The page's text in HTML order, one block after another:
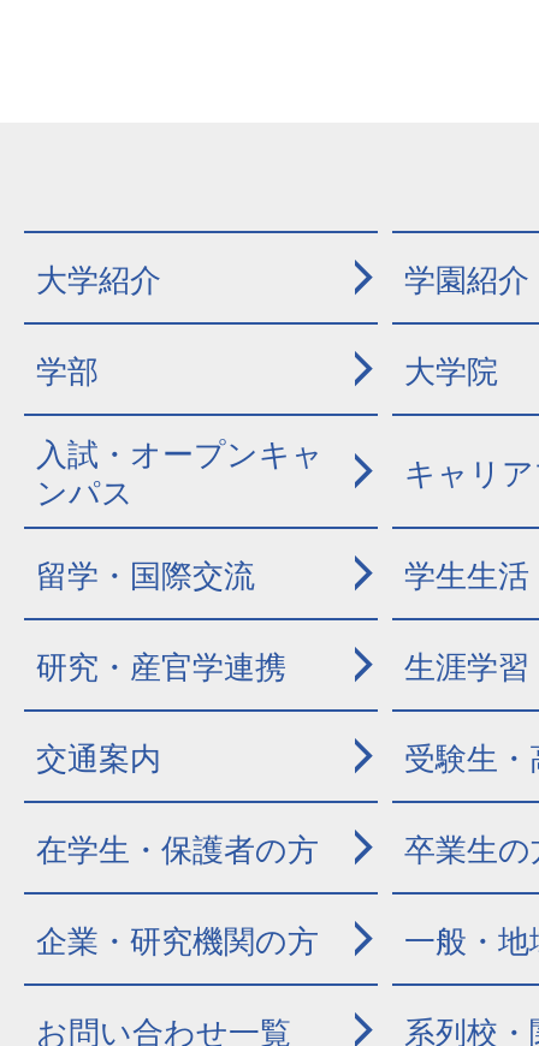
大学紹介 学園紹介
学部 大学院
入試・オープンキャ
ンパス
キャリ
留学・国際交流 学生生活
研究・産官学連携 生涯学習
交通案内 受験生
在学生・保護者の方 卒業生の
企業・研究機関の方 一般・地
お問い合わせ一覧 系列校